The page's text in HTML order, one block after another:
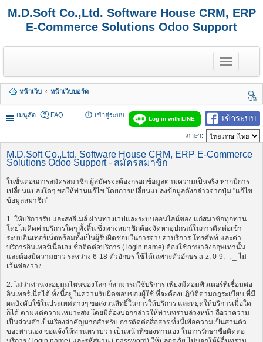
M.D.Soft Co.,Ltd. Software House CRM, ERP
E-Commerce Solutions Odoo Support
T
o
g
e
n
a
v
i
a
o
n
หน้าเว็บ
หน้าเว็บบอร์ด
นห
า
เมนูลัด
เข้าระบบ
Log in with LINE
FAQ เข้าสู่ระบบ
ภาษา:
M.D.Soft Co.,Ltd. Software House CRM, ERP E-Commerce
Solutions Odoo Support - สมัครสมาชิก
ในขั้นตอนการสมัครสมาชิก ผู้สมัครจะต้องกรอกข้อมูลตามความเป็นจริง หากมีการ
เปลี่ยนแปลงใดๆ ขอให้ท่านแก้ไข โดยการเปลี่ยนแปลงข้อมูลดังกล่าวจากปุ่ม "แก้ไข
ข้อมูลสมาชิก"
1. ให้บริการรับ และส่งอีเมล์ ผ่านทางเวปและระบบออนไลน์ของ แก่สมาชิกทุกท่าน
โดยไม่คิดค่าบริการใดๆ ทั้งสิ้น ซึ่งทางสมาชิกต้องจัดหาอุปกรณ์ในการติดต่อเข้า
ระบบอินเทอร์เน็ตพร้อมทั้งเป็นผู้รับผิดชอบในการจ่ายค่าบริการ โทรศัพท์ และค่า
บริการอินเทอร์เน็ตเอง ชื่อติดต่อบริการ ( login name) ต้องใช้ภาษาอังกฤษเท่านั้น
และต้องมีความยาว ระหว่าง 6-18 ตัวอักษร ใช้ได้เฉพาะตัวอักษร a-z, 0-9, -, _ ไม่
เว้นช่องว่าง
2. ไม่ว่าท่านจะอยู่มุมไหนของโลก ก็สามารถใช้บริการ เพียงมีคอมพิวเตอร์ที่เชื่อมต่อ
อินเทอร์เน็ตได้ ทั้งนี้อยู่ในความรับผิดชอบของผู้ใช้ ที่จะต้องปฏิบัติตามกฎระเบียบ ที่มี
ผลบังคับใช้ในประเทศต่างๆ ขอสงวนสิทธิ์ในการให้บริการ และหยุดให้บริการเมื่อใด
ก็ได้ ตามแต่ความเหมาะสม โดยมิต้องบอกกล่าวให้ท่านทราบล่วงหน้า ถือว่าความ
เป็นส่วนตัวเป็นเรื่องสำคัญมากสำหรับ การติดต่อสื่อสาร ทั้งนี้เพื่อความเป็นส่วนตัว
ของท่านเอง ขอแจ้งให้ท่านทราบว่า เป็นหน้าที่ของท่านเอง ในการรักษาชื่อติดต่อ